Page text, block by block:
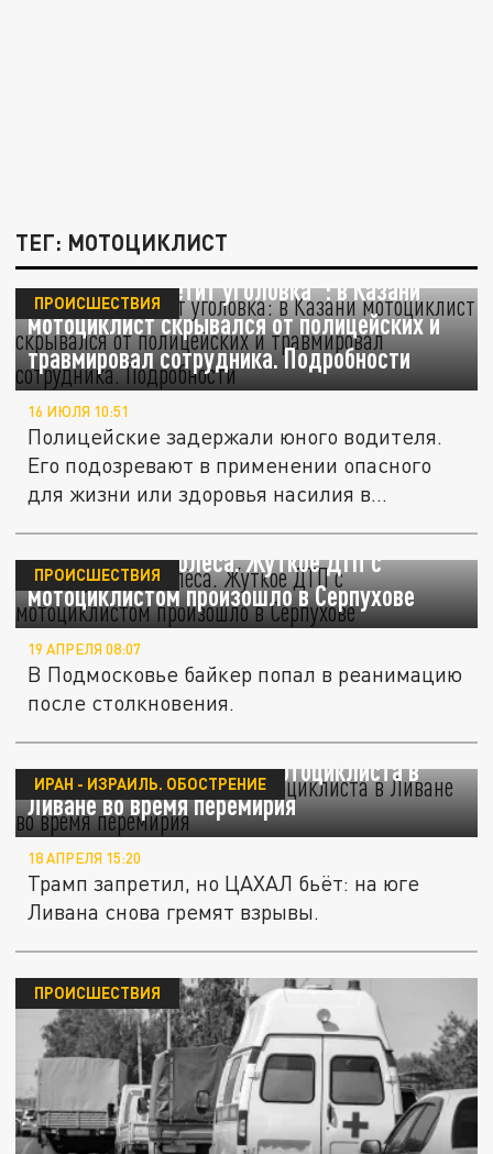
ТЕГ: МОТОЦИКЛИСТ
Подростку "светит уголовка": в Казани
мотоциклист скрывался от полицейских и
травмировал сотрудника. Подробности
ПРОИСШЕСТВИЯ
16 ИЮЛЯ 10:51
Полицейские задержали юного водителя.
Его подозревают в применении опасного
для жизни или здоровья насилия в...
Затянуло под колёса. Жуткое ДТП с
мотоциклистом произошло в Серпухове
ПРОИСШЕСТВИЯ
19 АПРЕЛЯ 08:07
В Подмосковье байкер попал в реанимацию
после столкновения.
Израильский дрон убил мотоциклиста в
Ливане во время перемирия
ИРАН - ИЗРАИЛЬ. ОБОСТРЕНИЕ
18 АПРЕЛЯ 15:20
Трамп запретил, но ЦАХАЛ бьёт: на юге
Ливана снова гремят взрывы.
ПРОИСШЕСТВИЯ